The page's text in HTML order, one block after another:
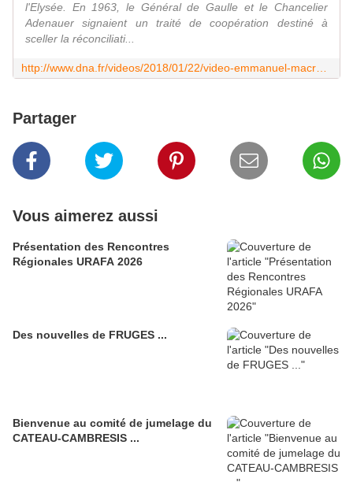
l'Elysée. En 1963, le Général de Gaulle et le Chancelier
Adenauer signaient un traité de coopération destiné à
sceller la réconciliati...
Partager
Vous aimerez aussi
Présentation des Rencontres
Régionales URAFA 2026
Des nouvelles de FRUGES ...
Bienvenue au comité de jumelage du
CATEAU-CAMBRESIS ...